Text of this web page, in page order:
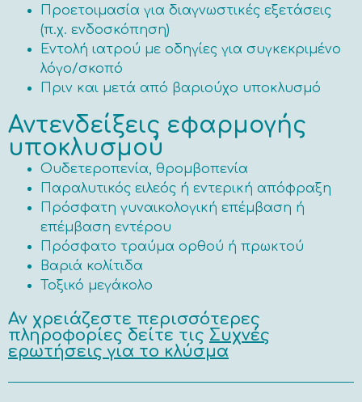
Προετοιμασία για διαγνωστικές εξετάσεις
(π.χ. ενδοσκόπηση)
Εντολή ιατρού με οδηγίες για συγκεκριμένο
λόγο/σκοπό
Πριν και μετά από βαριούχο υποκλυσμό
Αντενδείξεις εφαρμογής
υποκλυσμού
Ουδετεροπενία, θρομβοπενία
Παραλυτικός ειλεός ή εντερική απόφραξη
Πρόσφατη γυναικολογική επέμβαση ή
επέμβαση εντέρου
Πρόσφατο τραύμα ορθού ή πρωκτού
Βαριά κολίτιδα
Τοξικό μεγάκολο
Αν χρειάζεστε περισσότερες
πληροφορίες δείτε τις Συχνές
ερωτήσεις για το κλύσμα